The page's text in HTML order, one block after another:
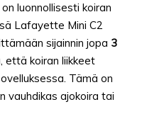
luonnollisesti koiran
Lafayette Mini C2
sijainnin jopa 3
että koiran liikkeet
Tämä on
vauhdikas ajokoira tai